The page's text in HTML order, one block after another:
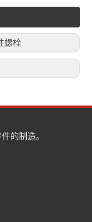
螺栓
的制造​。